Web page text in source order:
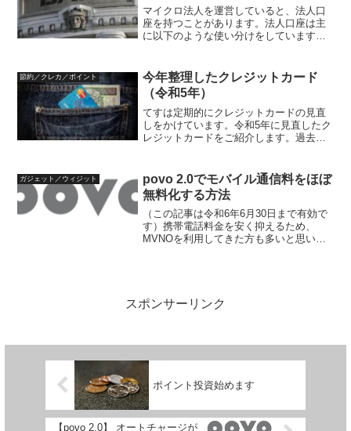
マイクロ法人を運営していると、法人口
座を持つことがあります。法人口座は主
に以下のような使い分けをしています。
口座を利用するよりも振込元として安心
感があります。出金用口座主...
節約／クレカ／ポイント
今年整理したクレジットカード
（令和5年）
てすは定期的にクレジットカードの見直
しをかけています。令和5年に見直したク
レジットカードをご紹介します。過去に
ットカード見直しの基準は、1年使わなか
ったら解約することで...
ガジェット／ウィジット
povo 2.0でモバイル通信料をほぼ
無料化する方法
（この記事は令和6年6月30日まで有効で
す）携帯電話料金を安く抑えるため、
MVNOを利用してきた方も多いと思いま
スポンサーリンク
ポイント投資始めます
【povo 2.0】 オートチャージが